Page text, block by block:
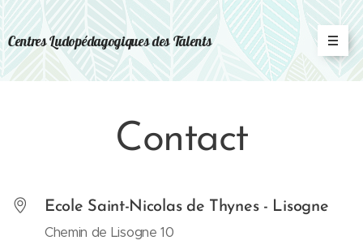
Centres Ludopédagogiques des Talents
Contact
Ecole Saint-Nicolas de Thynes - Lisogne
Chemin de Lisogne 10